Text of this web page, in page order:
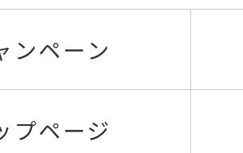
ンペーン
プページ